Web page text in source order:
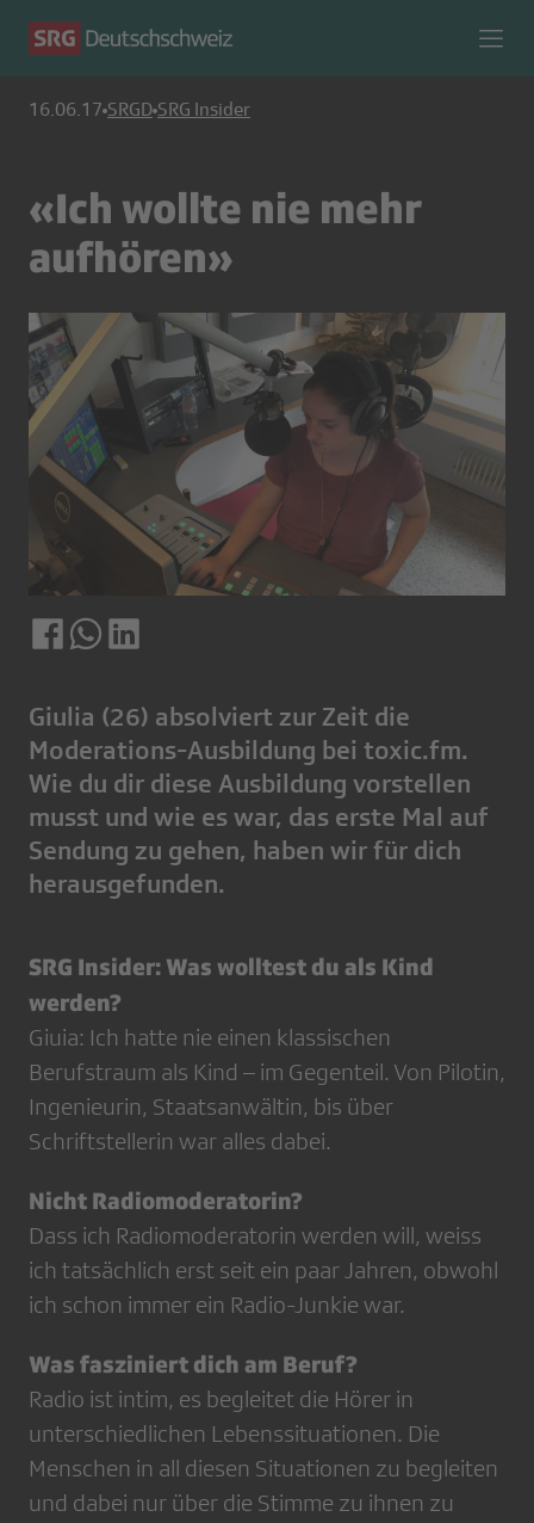
16.06.17 SRGD SRG Insider
«Ich wollte nie mehr
aufhören»
Giulia (26) absolviert zur Zeit die
Moderations-Ausbildung bei toxic.fm.
Wie du dir diese Ausbildung vorstellen
musst und wie es war, das erste Mal auf
Sendung zu gehen, haben wir für dich
herausgefunden.
SRG Insider: Was wolltest du als Kind
werden?
Giuia: Ich hatte nie einen klassischen
Berufstraum als Kind – im Gegenteil. Von Pilotin,
Ingenieurin, Staatsanwältin, bis über
Schriftstellerin war alles dabei.
Nicht Radiomoderatorin?
Dass ich Radiomoderatorin werden will, weiss
ich tatsächlich erst seit ein paar Jahren, obwohl
ich schon immer ein Radio-Junkie war.
Was fasziniert dich am Beruf?
Radio ist intim, es begleitet die Hörer in
unterschiedlichen Lebenssituationen. Die
Menschen in all diesen Situationen zu begleiten
und dabei nur über die Stimme zu ihnen zu